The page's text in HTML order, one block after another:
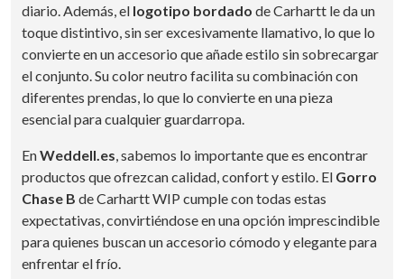
diario. Además, el logotipo bordado de Carhartt le da un
toque distintivo, sin ser excesivamente llamativo, lo que lo
convierte en un accesorio que añade estilo sin sobrecargar
el conjunto. Su color neutro facilita su combinación con
diferentes prendas, lo que lo convierte en una pieza
esencial para cualquier guardarropa.
EnWeddell.es , sabemos lo importante que es encontrar
productos que ofrezcan calidad, confort y estilo. El Gorro
Chase B de Carhartt WIP cumple con todas estas
expectativas, convirtiéndose en una opción imprescindible
para quienes buscan un accesorio cómodo y elegante para
enfrentar el frío.